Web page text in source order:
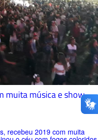
muita música e show
recebeu 2019 com muita